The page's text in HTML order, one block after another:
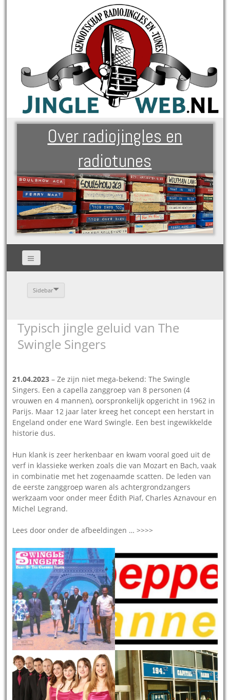
Over radiojingles en
radiotunes
Sidebar
Typisch jingle geluid van The
Swingle Singers
21.04.2023 – Ze zijn niet mega-bekend: The Swingle
Singers. Een a capella zanggroep van 8 personen (4
vrouwen en 4 mannen), oorspronkelijk opgericht in 1962 in
Parijs. Maar 12 jaar later kreeg het concept een herstart in
Engeland onder ene Ward Swingle. Een best ingewikkelde
historie dus.
Hun klank is zeer herkenbaar en kwam vooral goed uit de
verf in klassieke werken zoals die van Mozart en Bach, vaak
in combinatie met het zogenaamde scatten. De leden van
de eerste zanggroep waren als achtergrondzangers
werkzaam voor onder meer Édith Piaf, Charles Aznavour en
Michel Legrand.
Lees door onder de afbeeldingen … >>>>